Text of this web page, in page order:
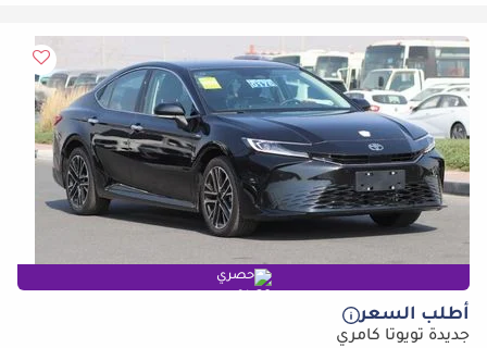
حصري
أطلب السعر
جديدة تويوتا كامري